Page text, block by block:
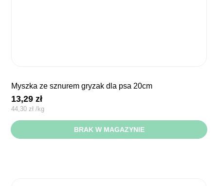
myszka ze sznurem gryzak dla psa 20cm
13,29zł
44,30 zł /kg
BRAK W MAGAZYNIE